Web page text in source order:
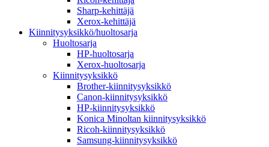
Sharp-kehittäjä
Xerox-kehittäjä
Kiinnitysyksikkö/huoltosarja
Huoltosarja
HP-huoltosarja
Xerox-huoltosarja
Kiinnitysyksikkö
Brother-kiinnitysyksikkö
Canon-kiinnitysyksikkö
HP-kiinnitysyksikkö
Konica Minoltan kiinnitysyksikkö
Ricoh-kiinnitysyksikkö
Samsung-kiinnitysyksikkö